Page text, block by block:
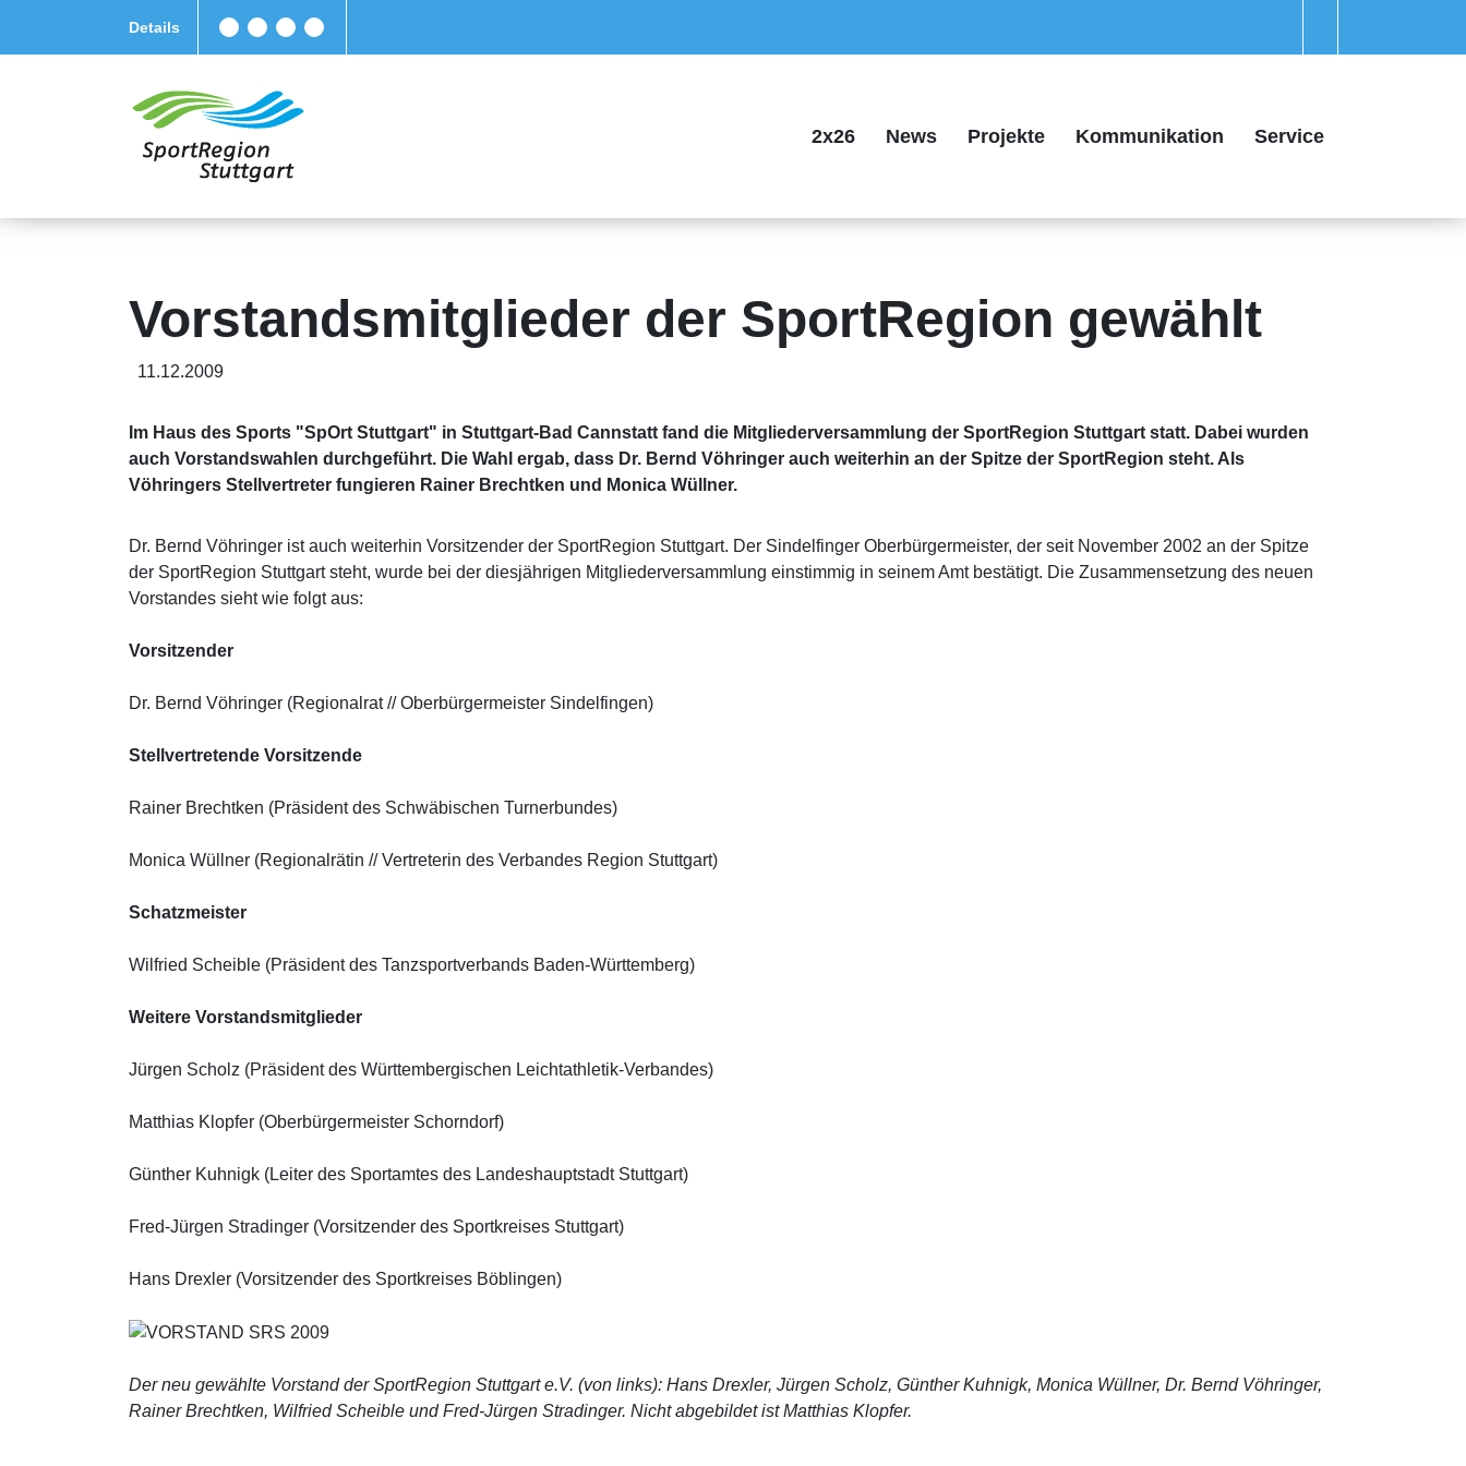
Details
2x26 News Projekte Kommunikation Service
Vorstandsmitglieder der SportRegion gewählt
11.12.2009
Im Haus des Sports "SpOrt Stuttgart" in Stuttgart-Bad Cannstatt fand die Mitgliederversammlung der SportRegion Stuttgart statt. Dabei wurden
auch Vorstandswahlen durchgeführt. Die Wahl ergab, dass Dr. Bernd Vöhringer auch weiterhin an der Spitze der SportRegion steht. Als
Vöhringers Stellvertreter fungieren Rainer Brechtken und Monica Wüllner.
Dr. Bernd Vöhringer ist auch weiterhin Vorsitzender der SportRegion Stuttgart. Der Sindelfinger Oberbürgermeister, der seit November 2002 an der Spitze
der SportRegion Stuttgart steht, wurde bei der diesjährigen Mitgliederversammlung einstimmig in seinem Amt bestätigt. Die Zusammensetzung des neuen
Vorstandes sieht wie folgt aus:
Vorsitzender
Dr. Bernd Vöhringer (Regionalrat // Oberbürgermeister Sindelfingen)
Stellvertretende Vorsitzende
Rainer Brechtken (Präsident des Schwäbischen Turnerbundes)
Monica Wüllner (Regionalrätin // Vertreterin des Verbandes Region Stuttgart)
Schatzmeister
Wilfried Scheible (Präsident des Tanzsportverbands Baden-Württemberg)
Weitere Vorstandsmitglieder
Jürgen Scholz (Präsident des Württembergischen Leichtathletik-Verbandes)
Matthias Klopfer (Oberbürgermeister Schorndorf)
Günther Kuhnigk (Leiter des Sportamtes des Landeshauptstadt Stuttgart)
Fred-Jürgen Stradinger (Vorsitzender des Sportkreises Stuttgart)
Hans Drexler (Vorsitzender des Sportkreises Böblingen)
Der neu gewählte Vorstand der SportRegion Stuttgart e.V. (von links): Hans Drexler, Jürgen Scholz, Günther Kuhnigk, Monica Wüllner, Dr. Bernd Vöhringer,
Rainer Brechtken, Wilfried Scheible und Fred-Jürgen Stradinger. Nicht abgebildet ist Matthias Klopfer.